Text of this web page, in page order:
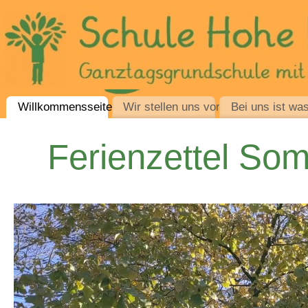
Willkommensseite Wir stellen uns vor Bei uns ist
Ferienzettel